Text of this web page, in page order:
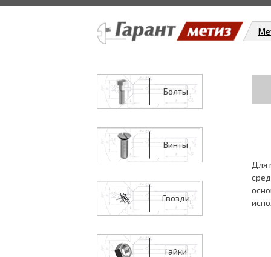
Болты
Винты
Гвозди
Гайки
Для